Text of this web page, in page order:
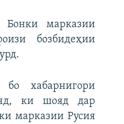
Бонки марказии
бозбидеҳии
хабарнигори
ки шояд дар
марказии Русия